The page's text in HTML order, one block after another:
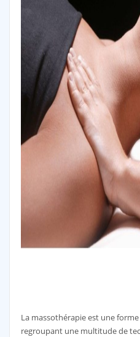
La massothérapie est une
regroupant une multitude de